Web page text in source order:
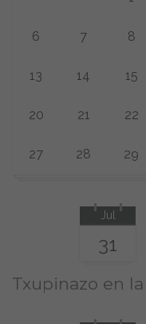
6 7 8
13 14 15
20 21 22
27 28 29
Jul
31
Txupinazo en